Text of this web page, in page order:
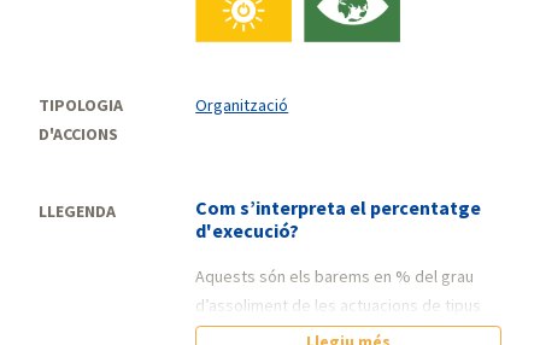
TIPOLOGIA
D'ACCIONS
Organització
LLEGENDA
Com s’interpreta el percentatge
d'execució?
Aquests són els barems en % del grau
d’assoliment de les actuacions de tipus
"Organització" que correspon a la reació